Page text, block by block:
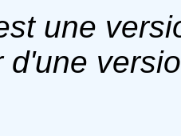
une
d'une